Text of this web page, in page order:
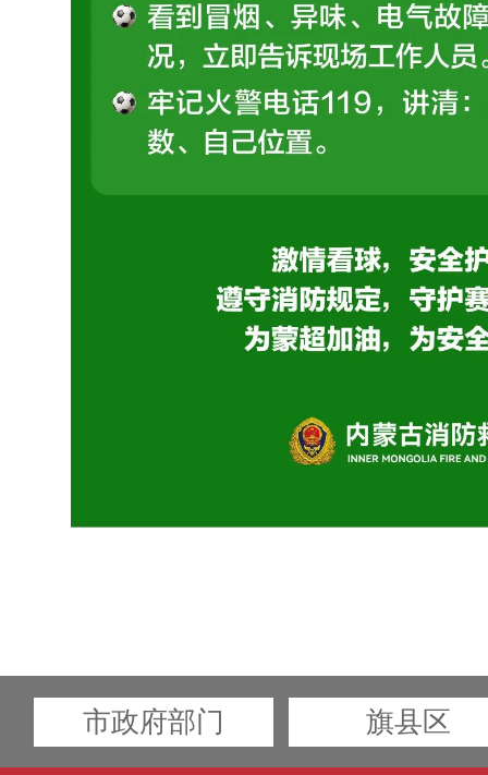
市政府部门 旗县区